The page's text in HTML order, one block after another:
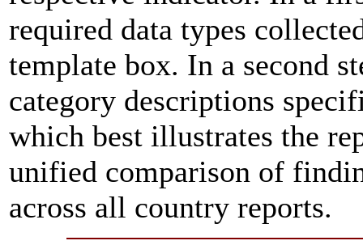
required data types
template box. In a second
category descriptions
which best illustrates the
unified comparison of
across all country reports.